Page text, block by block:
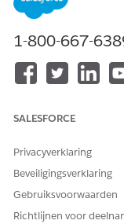
VEREISTE EDITIONS
Beschikbaar in:
Beschikbaar in:
Bekijk
De doeltreffende
combinatie
1-800-667-
SALESFORCE
Privacyverklaring
Beveiligingsverklaring
Gebruiksvoorwaarden
Richtlijnen voor